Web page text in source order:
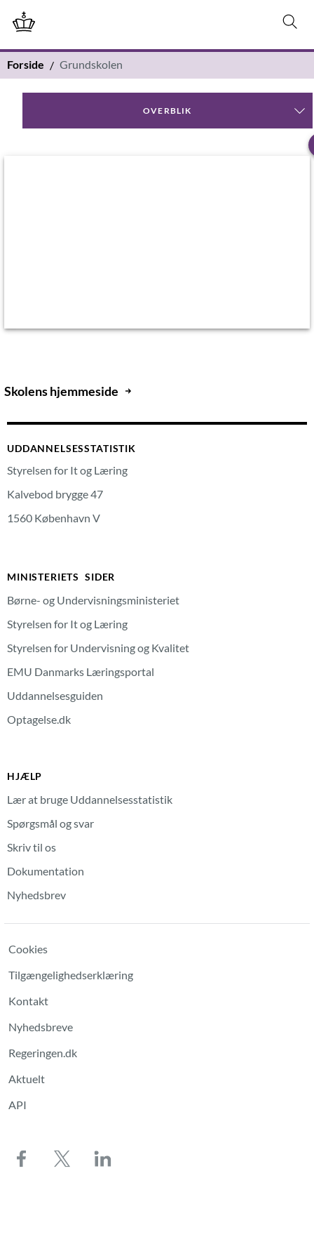
Forside Grundskolen
OVERBLIK
Skolens hjemmeside
UDDANNELSESSTATISTIK
Styrelsen for It og Læring
Kalvebod brygge 47
1560 København V
MINISTERIETS SIDER
Børne- og Undervisningsministeriet
Styrelsen for It og Læring
Styrelsen for Undervisning og Kvalitet
EMU Danmarks Læringsportal
Uddannelsesguiden
Optagelse.dk
HJÆLP
Lær at bruge Uddannelsesstatistik
Spørgsmål og svar
Skriv til os
Dokumentation
Nyhedsbrev
Cookies
Tilgængelighedserklæring
Kontakt
Nyhedsbreve
Regeringen.dk
Aktuelt
API